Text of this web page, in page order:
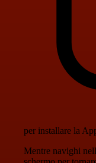
per installare la
Mentre navighi